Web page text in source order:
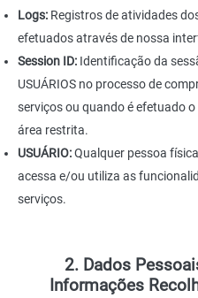
Logs: Registros de atividades
efetuados através de nossa
Session ID: Identificação da
USUÁRIOS no processo de
serviços ou quando é efetuado o
área restrita.
USUÁRIO:Qualquer pessoa
acessa e/ou utiliza as
serviços.
2. Dados
Informações